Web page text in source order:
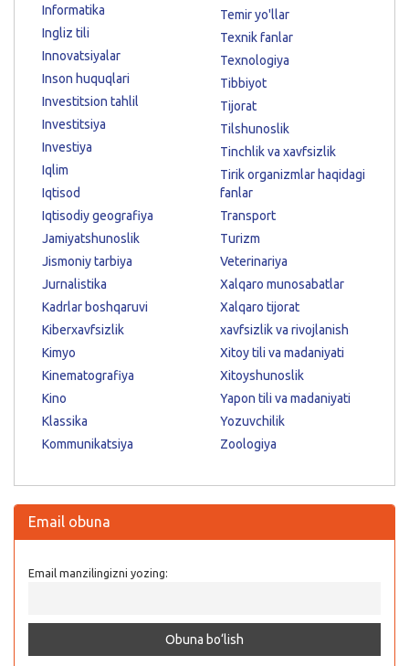
Informatika
Ingliz tili
Innovatsiyalar
Inson huquqlari
Investitsion tahlil
Investitsiya
Investiya
Iqlim
Iqtisod
Iqtisodiy geografiya
Jamiyatshunoslik
Jismoniy tarbiya
Jurnalistika
Kadrlar boshqaruvi
Kiberxavfsizlik
Kimyo
Kinematografiya
Kino
Klassika
Kommunikatsiya
Temir yo'llar
Texnik fanlar
Texnologiya
Tibbiyot
Tijorat
Tilshunoslik
Tinchlik va xavfsizlik
Tirik organizmlar haqidagi
fanlar
Transport
Turizm
Veterinariya
Xalqaro munosabatlar
Xalqaro tijorat
xavfsizlik va rivojlanish
Xitoy tili va madaniyati
Xitoyshunoslik
Yapon tili va madaniyati
Yozuvchilik
Zoologiya
Email obuna
Email manzilingizni yozing: